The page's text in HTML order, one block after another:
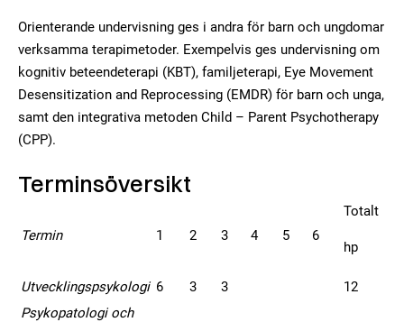
Orienterande undervisning ges i andra för barn och ungdomar
verksamma terapimetoder. Exempelvis ges undervisning om
kognitiv beteendeterapi (KBT), familjeterapi, Eye Movement
Desensitization and Reprocessing (EMDR) för barn och unga,
samt den integrativa metoden Child – Parent Psychotherapy
(CPP).
Terminsöversikt
Termin 1 2 3 4 5 6
Totalt
hp
Utvecklingspsykologi 6 3 3
12
Psykopatologi och